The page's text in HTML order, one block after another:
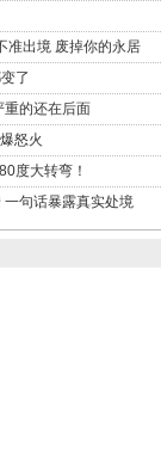
准出境 废掉你的永居
了
重的还在后面
怒火
度大转弯！
句话暴露真实处境